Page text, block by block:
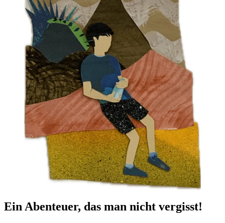
Ein Abenteuer, das man nicht vergisst!